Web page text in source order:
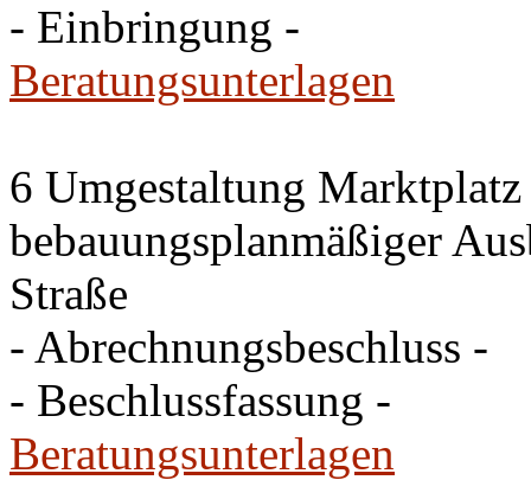
- Einbringung -
Beratungsunterlagen
6 Umgestaltung
bebauungsplanmäßiger
Straße
- Abrechnungsbeschluss -
- Beschlussfassung -
Beratungsunterlagen